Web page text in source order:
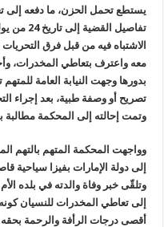
يستطع تحمل الحزن، ما دفعه إلى
تفاصيل
الاشتباه فيه من قبل فرق
معه واعترف بتعاطي المخدرات،
بدورها وجهت النيابة العامة
تصريح أو وصفة طبية، بعد إجراء
وتمت إحالته إلى المحكمة مطالبة
وواجهت المحكمة المتهم بالتهم
إلى دولة الإمارات بفيزا سياحية
وتلقّى خبر وفاة والدته في بلده
إلى تعاطي المخدرات للنسيان كونه
أقصى درجات الرأفة والرحمة بحقه